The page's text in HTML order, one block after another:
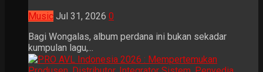
Music Jul 31, 2026 0
Bagi Wongalas, album perdana ini bukan sekadar
kumpulan lagu,...